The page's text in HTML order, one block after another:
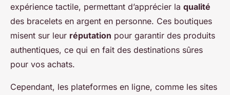
expérience tactile, permettant d’apprécier la qualité
des bracelets en argent en personne. Ces boutiques
misent sur leur réputation pour garantir des produits
authentiques, ce qui en fait des destinations sûres
pour vos achats.
Cependant, les plateformes en ligne, comme les sites